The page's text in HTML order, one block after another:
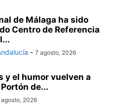
de Málaga ha sido
Centro de Referencia
- 7 agosto, 2026
y el humor vuelven a
de...
agosto, 2026